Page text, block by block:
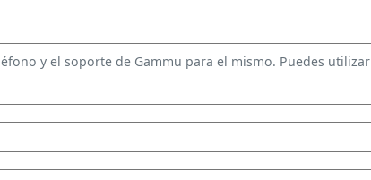
y el soporte de Gammu para el mismo. Puedes utilizar